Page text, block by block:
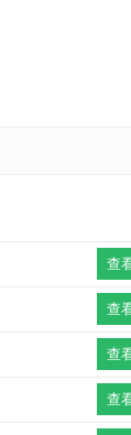
查
查
查
查